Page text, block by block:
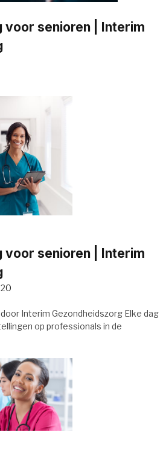
voor senioren | Interim
voor senioren | Interim
0
Interim Gezondheidszorg Elke dag
op professionals in de